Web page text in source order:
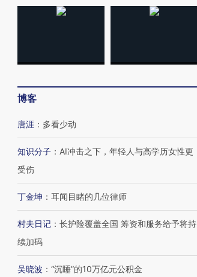
博客
唐涯 ： 多看少动
知识分子 ： AI冲击之下，年轻人与高学历女性更
受伤
丁金坤 ： 耳闻目睹的几位律师
村夫日记 ： 长护险覆盖全国 筹资和服务给予将持
续加码
吴晓波 ： “沉睡”的10万亿元公积金